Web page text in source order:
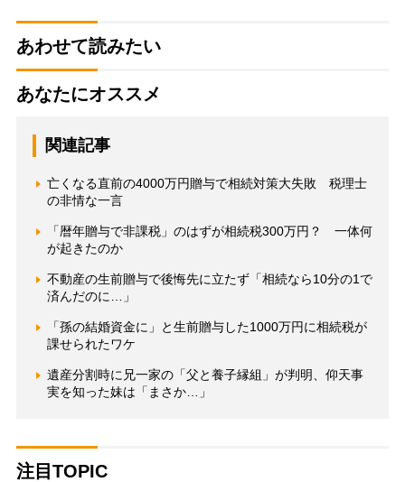
あわせて読みたい
あなたにオススメ
関連記事
亡くなる直前の4000万円贈与で相続対策大失敗 税理士
の非情な一言
「暦年贈与で非課税」のはずが相続税300万円？ 一体何
が起きたのか
不動産の生前贈与で後悔先に立たず「相続なら10分の1で
済んだのに…」
「孫の結婚資金に」と生前贈与した1000万円に相続税が
課せられたワケ
遺産分割時に兄一家の「父と養子縁組」が判明、仰天事
実を知った妹は「まさか…」
注目TOPIC